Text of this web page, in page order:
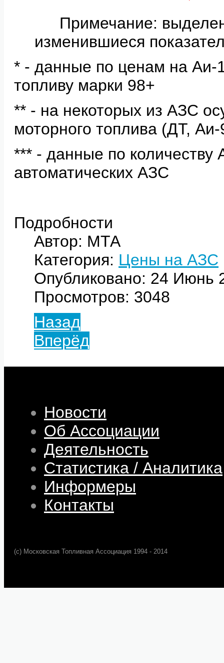
Примечание:
изменившиеся
* - данные по ценам на Аи-
топливу марки 98+
** - на некоторых из АЗС
моторного топлива (ДТ,
*** - данные по количеству
автоматических АЗС
Подробности
Автор: МТА
Категория: Цены на АЗС
Опубликовано: 24 Июнь
Просмотров: 3048
Назад
Вперёд
Новости
Об Ассоциации
Деятельность
Статистика / Аналитика
Информеры
Контакты
(c) Московская Топливная Ассоциация 1994 - 2014